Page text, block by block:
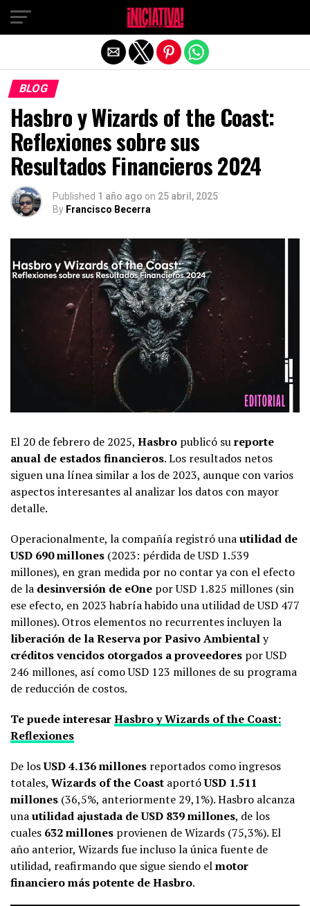
BLOG
Hasbro y Wizards of the Coast:
Reflexiones sobre sus
Resultados Financieros 2024
Published 1 año ago on 25 abril, 2025
By Francisco Becerra
El 20 de febrero de 2025, Hasbro publicó sureporte
anual de estados financieros. Los resultados netos
siguen una línea similar a los de 2023, aunque con varios
aspectos interesantes al analizar los datos con mayor
detalle.
Operacionalmente, la compañía registró unautilidad de
USD 690 millones (2023: pérdida de USD 1.539
millones), en gran medida por no contar ya con el efecto
de la desinversión de eOne por USD 1.825 millones (sin
ese efecto, en 2023 habría habido una utilidad de USD 477
millones). Otros elementos no recurrentes incluyen la
liberación de la Reserva por Pasivo Ambientaly
créditos vencidos otorgados a proveedores por USD
246 millones, así como USD 123 millones de su programa
de reducción de costos.
Te puede interesarHasbro y Wizards of the Coast:
Reflexiones
De losUSD 4.136 millones reportados como ingresos
totales, Wizards of the Coast aportóUSD 1.511
millones (36,5%, anteriormente 29,1%). Hasbro alcanza
unautilidad ajustada de USD 839 millones, de los
cuales 632 millones provienen de Wizards (75,3%). El
año anterior, Wizards fue incluso la única fuente de
utilidad, reafirmando que sigue siendo elmotor
financiero más potente de Hasbro.
Salir de la versión móvil